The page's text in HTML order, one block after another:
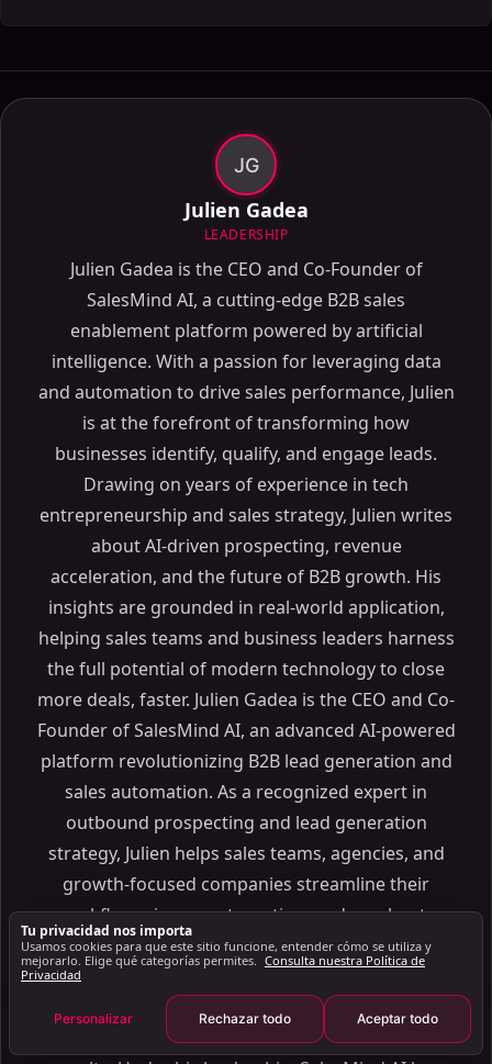
Tabla de contenidos
ON THIS PAGE
La guía definitiva para los mejores AI chatbots de
2024: desatando el poder de AI Chatbots
Esquema
¿Qué son? AI Chatbots y ¿cómo funcionan?
Tipos de AI Chatbots: basados en reglas versus AI
Chatbots
Por qué 2024 es el año de los AI Chatbots
Top 10 mejores AI Chatbots de 2024
Cómo crear un AI Chatbot: paso a paso Guía
Beneficios clave de AI Chatbots para empresas
Conversacional AI: Transformando al cliente
Interacciones
Casos de uso: cómo utilizan las diferentes industrias
AI Chatbots
Prácticas recomendadas para implementar AI
Chatbots
Tendencias futuras en AI Chatbots: qué esperar a
continuación
Conclusiones clave
JG
Julien Gadea
LEADERSHIP
Julien Gadea is the CEO and Co-Founder of
SalesMind AI, a cutting-edge B2B sales
enablement platform powered by artificial
intelligence. With a passion for leveraging data
and automation to drive sales performance, Julien
is at the forefront of transforming how
businesses identify, qualify, and engage leads.
Drawing on years of experience in tech
entrepreneurship and sales strategy, Julien writes
about AI-driven prospecting, revenue
acceleration, and the future of B2B growth. His
insights are grounded in real-world application,
helping sales teams and business leaders harness
the full potential of modern technology to close
more deals, faster. Julien Gadea is the CEO and Co-
Founder of SalesMind AI, an advanced AI-powered
platform revolutionizing B2B lead generation and
sales automation. As a recognized expert in
outbound prospecting and lead generation
strategy, Julien helps sales teams, agencies, and
growth-focused companies streamline their
workflows, improve targeting, and accelerate
revenue through intelligent automation. With a
strong background in sales enablement and go-
to-market execution, Julien specializes in building
scalable lead generation engines that drive real
Tu privacidad nos importa
Usamos cookies para que este sitio funcione, entender cómo se utiliza y
mejorarlo. Elige qué categorías permites. Consulta nuestra Política de
Privacidad
Personalizar Rechazar todo Aceptar todo